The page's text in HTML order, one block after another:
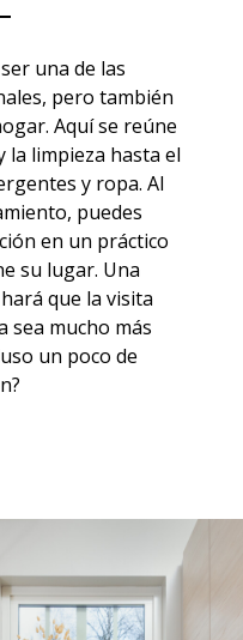
una de las
pero también
Aquí se reúne
la limpieza hasta el
y ropa. Al
puedes
en un práctico
su lugar. Una
que la visita
sea mucho más
un poco de